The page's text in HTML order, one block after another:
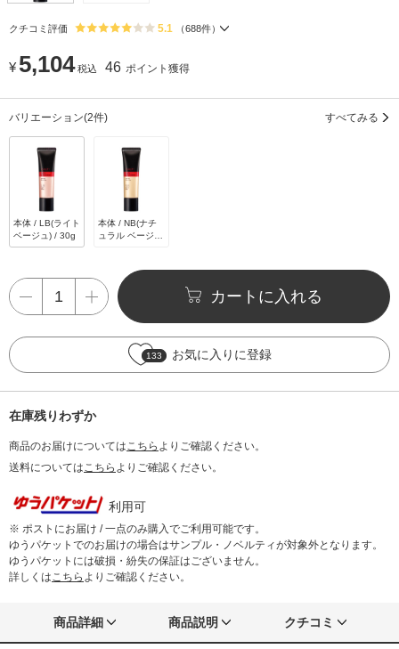
クチコミ評価 5.1 （688件）
¥ 5,104 税込 46 ポイント獲得
バリエーション(2件) すべてみる
本体 / LB(ライト
ベージュ) / 30g
本体 / NB(ナチ
ュラル ベージ
カートに入れる
133 お気に入りに登録
在庫残りわずか
商品のお届けについてはこちら よりご確認ください。
送料についてはこちら よりご確認ください。
利用可
※ ポストにお届け / 一点のみ購入でご利用可能です。
ゆうパケットでのお届けの場合はサンプル・ノベルティが対象外となります。
ゆうパケットには破損・紛失の保証はございません。
詳しくはこちら よりご確認ください。
商品詳細 商品説明 クチコミ